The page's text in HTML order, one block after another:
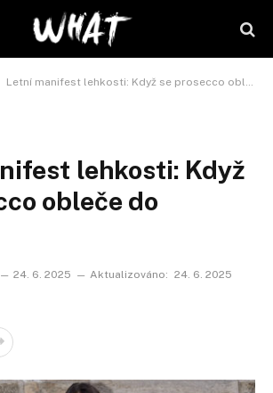
Letní manifest lehkosti: Když se prosecco obleče do couture
lehkosti: Když
obleče do
24. 6. 2025 Aktualizováno: 24. 6. 2025